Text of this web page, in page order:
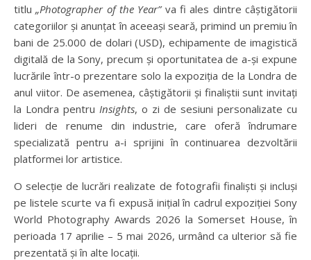
titlu„Photographer of the Year” va fi ales dintre câștigătorii
categoriilor și anunțat în aceeași seară, primind un premiu în
bani de 25.000 de dolari (USD), echipamente de imagistică
digitală de la Sony, precum și oportunitatea de a-și expune
lucrările într-o prezentare solo la expoziția de la Londra de
anul viitor. De asemenea, câștigătorii și finaliștii sunt invitați
la Londra pentru Insights, o zi de sesiuni personalizate cu
lideri de renume din industrie, care oferă îndrumare
specializată pentru a-i sprijini în continuarea dezvoltării
platformei lor artistice.
O selecție de lucrări realizate de fotografii finaliști și incluși
pe listele scurte va fi expusă inițial în cadrul expoziției Sony
World Photography Awards 2026 la Somerset House, în
perioada 17 aprilie – 5 mai 2026, urmând ca ulterior să fie
prezentată și în alte locații.